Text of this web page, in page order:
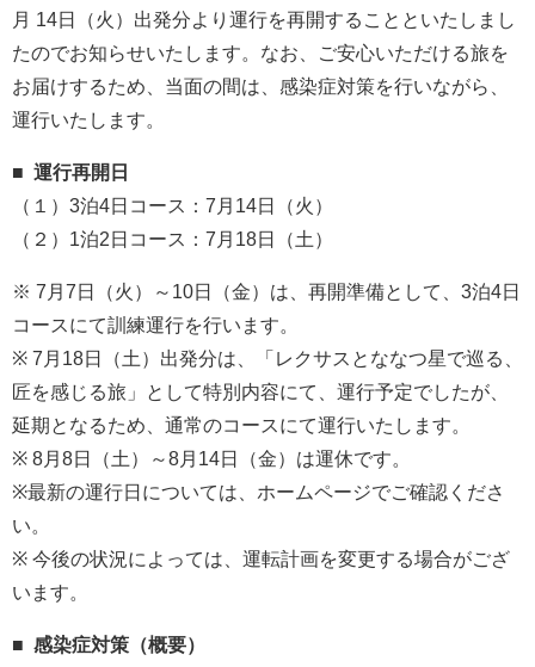
月 14日（火）出発分より運行を再開することといたしまし
たのでお知らせいたします。なお、ご安心いただける旅を
お届けするため、当面の間は、感染症対策を行いながら、
運行いたします。
■ 運行再開日
（１）3泊4日コース：7月14日（火）
（２）1泊2日コース：7月18日（土）
※ 7月7日（火）～10日（金）は、再開準備として、3泊4日
コースにて訓練運行を行います。
※ 7月18日（土）出発分は、「レクサスとななつ星で巡る、
匠を感じる旅」として特別内容にて、運行予定でしたが、
延期となるため、通常のコースにて運行いたします。
※ 8月8日（土）～8月14日（金）は運休です。
※最新の運行日については、ホームページでご確認くださ
い。
※ 今後の状況によっては、運転計画を変更する場合がござ
います。
■ 感染症対策（概要）